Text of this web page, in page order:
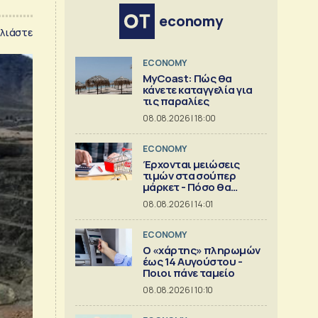
economy
ECONOMY
MyCoast: Πώς θα
κάνετε καταγγελία για
τις παραλίες
08.08.2026 | 18:00
ECONOMY
Έρχονται μειώσεις
τιμών στα σούπερ
μάρκετ - Πόσο θα
πέσουν
08.08.2026 | 14:01
ECONOMY
Ο «χάρτης» πληρωμών
έως 14 Αυγούστου -
Ποιοι πάνε ταμείο
08.08.2026 | 10:10